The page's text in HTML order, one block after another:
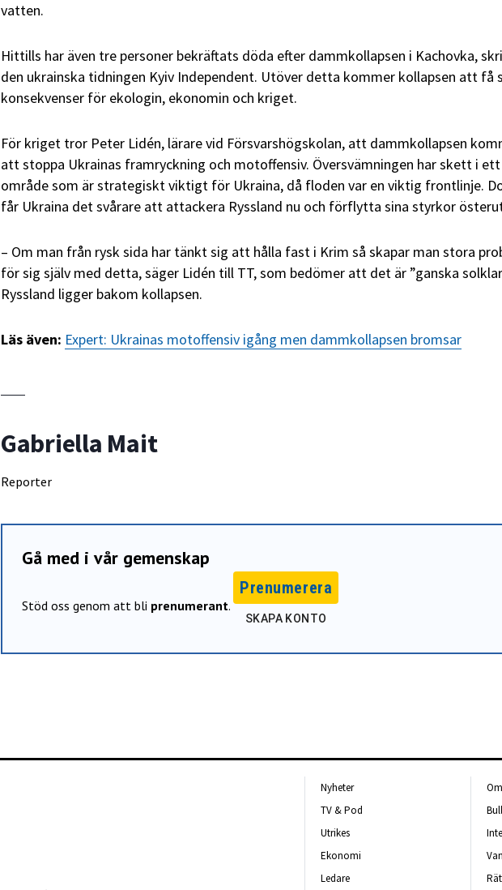
vatten.
Hittills har även tre personer bekräftats döda efter dammkollapsen i Kachovka,
den ukrainska tidningen Kyiv Independent. Utöver detta kommer kollapsen att få
konsekvenser för ekologin, ekonomin och kriget.
För kriget tror Peter Lidén, lärare vid Försvarshögskolan, att dammkollapsen
att stoppa Ukrainas framryckning och motoffensiv. Översvämningen har skett i ett
område som är strategiskt viktigt för Ukraina, då floden var en viktig frontlinje.
får Ukraina det svårare att attackera Ryssland nu och förflytta sina styrkor
– Om man från rysk sida har tänkt sig att hålla fast i Krim så skapar man stora
för sig själv med detta, säger Lidén till TT, som bedömer att det är ”ganska
Ryssland ligger bakom kollapsen.
Läs även: Expert: Ukrainas motoffensiv igång men dammkollapsen bromsar
Gabriella Mait
Reporter
Gå med i vår gemenskap
Stöd oss genom att bli prenumerant.
Prenumerera
SKAPA KONTO
Nyheter
TV & Pod
Utrikes
Ekonomi
Ledare